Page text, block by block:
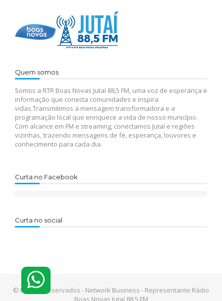
Quem somos
Somos a RTR Boas Novas Jutaí 88,5 FM, uma voz de esperança e
informação que conecta comunidades e inspira
vidas.Transmitimos a mensagem transformadora e a
programação local que enriquece a vida de nosso município.
Com alcance em FM e streaming, conectamos Jutaí e regiões
vizinhas, trazendo mensagens de fé, esperança, louvores e
conhecimento para cada dia.
Curta no Facebook
Curta no social
© Direitos reservados - Network Business - Representante Rádio
Boas Novas Jutaí 88,5 FM